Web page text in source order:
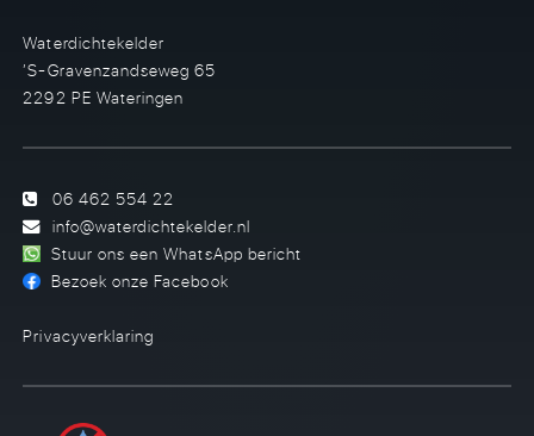
Waterdichtekelder
’S-Gravenzandseweg 65
2292 PE Wateringen
06 462 554 22
info@waterdichtekelder.nl
Stuur ons een WhatsApp bericht
Bezoek onze Facebook
Privacyverklaring